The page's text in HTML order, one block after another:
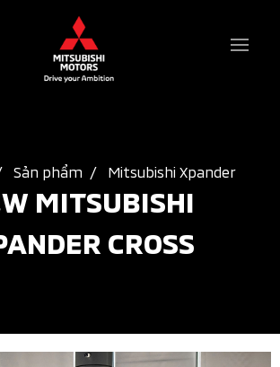
Sản phẩm Mitsubishi Xpander
MITSUBISHI
CROSS